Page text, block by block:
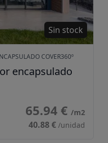
Sin stock
COVER360º
encapsulado
65.94 € /m2
40.88 € /unidad